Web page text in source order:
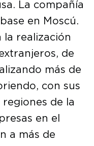
La compañía
en Moscú.
la realización
de
más de
con sus
regiones de la
en el
a más de